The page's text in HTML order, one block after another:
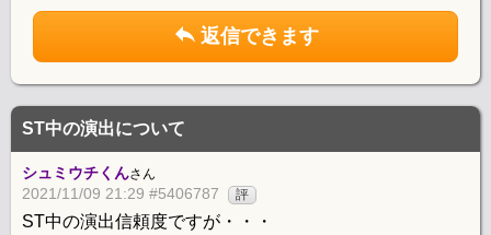
返信できます
ST中の演出について
シュミウチくんさん
2021/11/09 21:29 #5406787 評
ST中の演出信頼度ですが・・・